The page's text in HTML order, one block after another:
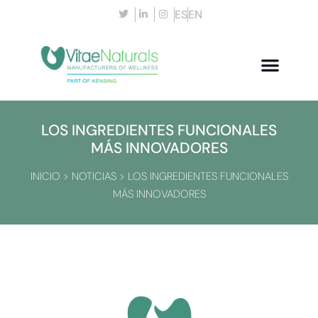
ESEN
LOS INGREDIENTES FUNCIONALES
MÁS INNOVADORES
INICIO > NOTICIAS> LOS INGREDIENTES FUNCIONALES
MÁS INNOVADORES